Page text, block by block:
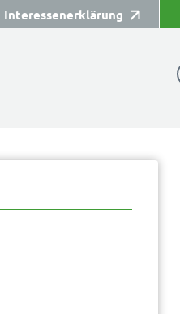
Interessenerklärung